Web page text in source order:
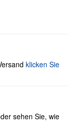
klicken Sie
sehen Sie, wie